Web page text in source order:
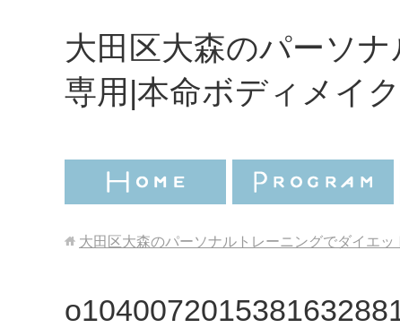
大田区大森のパーソ
専用|本命ボディメイク
大田区大森のパーソナルトレーニングでダイエ